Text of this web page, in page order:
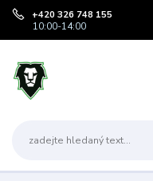
+420 326 748 155
10:00-14:00